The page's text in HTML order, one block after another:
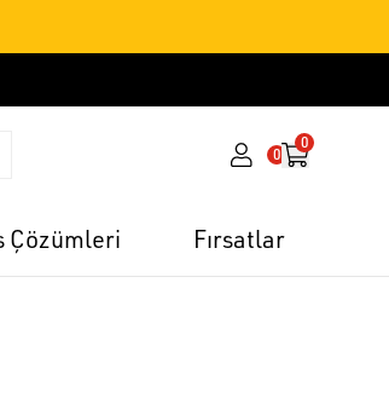
0
0
Çözümleri Fırsatlar